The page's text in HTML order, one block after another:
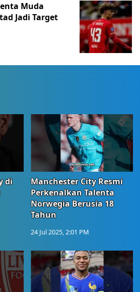
Muda
Jadi Target
di
Manchester City Resmi
Perkenalkan Talenta
Norwegia Berusia 18
Tahun
24 Jul 2025, 2:01 PM